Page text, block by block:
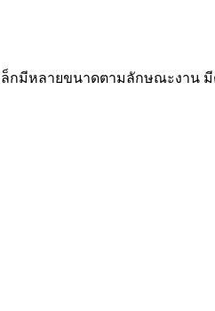
หล็กมีหลายขนาดตามลักษณะงา